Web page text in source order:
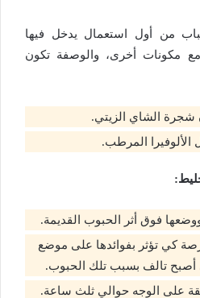
من أول استعمال يدخل فيها
مكونات أخرى، والوصفة تكون
الشاي الزيتي.
المرطب.
فوق أثر الحبوب القديمة.
كي تؤثر بفوائدها على موضع
أصبح تالف بسبب تلك الحبوب.
على الوجه حوالي ثلث ساعة.